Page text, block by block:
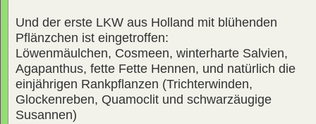
Und der erste LKW aus Holland mit blühenden
Pflänzchen ist eingetroffen:
Löwenmäulchen, Cosmeen, winterharte Salvien,
Agapanthus, fette Fette Hennen, und natürlich die
einjährigen Rankpflanzen (Trichterwinden,
Glockenreben, Quamoclit und schwarzäugige
Susannen)